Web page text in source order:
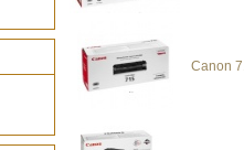
Canon